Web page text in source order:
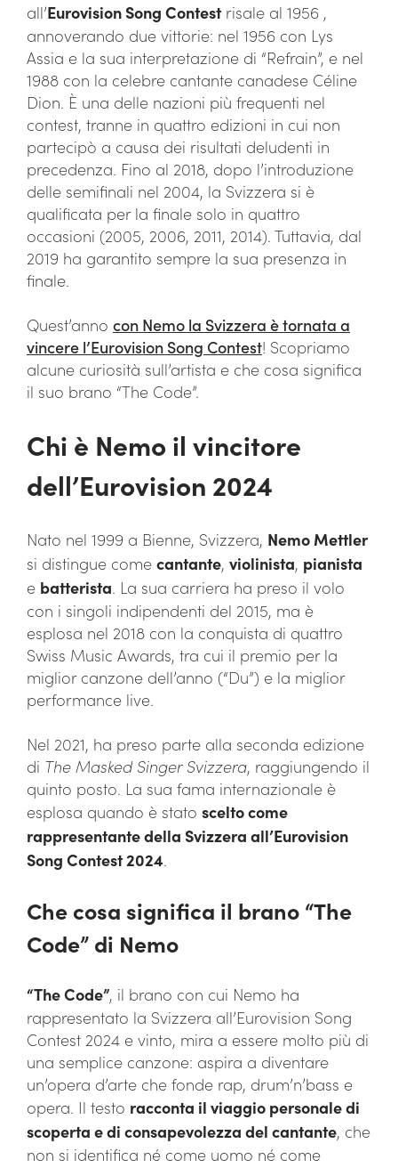
all’Eurovision Song Contestrisale al 1956 ,
annoverando due vittorie: nel 1956 con Lys
Assia e la sua interpretazione di “Refrain”, e nel
1988 con la celebre cantante canadese Céline
Dion. È una delle nazioni più frequenti nel
contest, tranne in quattro edizioni in cui non
partecipò a causa dei risultati deludenti in
precedenza. Fino al 2018, dopo l’introduzione
delle semifinali nel 2004, la Svizzera si è
qualificata per la finale solo in quattro
occasioni (2005, 2006, 2011, 2014). Tuttavia, dal
2019 ha garantito sempre la sua presenza in
finale.
Quest’anno con Nemo la Svizzera è tornata a
vincere l’Eurovision Song Contest! Scopriamo
alcune curiosità sull’artista e che cosa significa
il suo brano “The Code”.
Chi è Nemo il vincitore
dell’Eurovision 2024
Nato nel 1999 a Bienne, Svizzera, Nemo Mettler
si distingue come cantante, violinista, pianista
e batterista. La sua carriera ha preso il volo
con i singoli indipendenti del 2015, ma è
esplosa nel 2018 con la conquista di quattro
Swiss Music Awards, tra cui il premio per la
miglior canzone dell’anno (“Du”) e la miglior
performance live.
Nel 2021, ha preso parte alla seconda edizione
di The Masked Singer Svizzera, raggiungendo il
quinto posto. La sua fama internazionale è
esplosa quando è stato scelto come
rappresentante della Svizzera all’Eurovision
Song Contest 2024.
Che cosa significa il brano “The
Code” di Nemo
“The Code”, il brano con cui Nemo ha
rappresentato la Svizzera all’Eurovision Song
Contest 2024 e vinto, mira a essere molto più di
una semplice canzone: aspira a diventare
un’opera d’arte che fonde rap, drum’n’bass e
opera. Il testo racconta il viaggio personale di
scoperta e di consapevolezza del cantante, che
non si identifica né come uomo né come